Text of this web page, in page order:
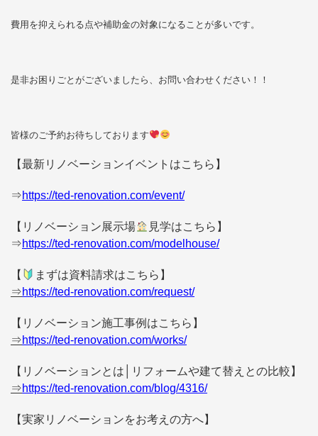
費用を抑えられる点や補助金の対象になることが多いです。
是非お困りごとがございましたら、お問い合わせください！！
皆様のご予約お待ちしております
【最新リノベーションイベントはこちら】
⇒https://ted-renovation.com/event/
【リノベーション展示場
見学はこちら】
⇒https://ted-renovation.com/modelhouse/
【
まずは資料請求はこちら】
⇒https://ted-renovation.com/request/
【リノベーション施工事例はこちら】
⇒https://ted-renovation.com/works/
【リノベーションとは│リフォームや建て替えとの比較】
⇒https://ted-renovation.com/blog/4316/
【実家リノベーションをお考えの方へ】